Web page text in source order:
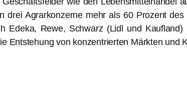
Agrarkonzerne mehr als 60 Prozent
Edeka, Rewe, Schwarz (Lidl und
Entstehung von konzentrierten Märkten und